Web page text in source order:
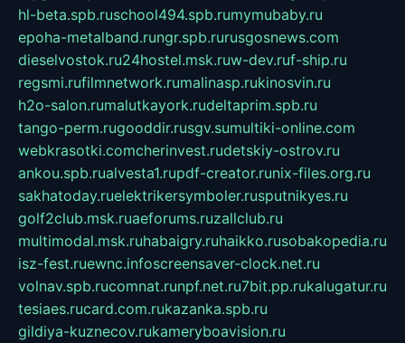
hl-beta.spb.ruschool494.spb.rumymubaby.ru
epoha-metalband.rungr.spb.rurusgosnews.com
dieselvostok.ru24hostel.msk.ruw-dev.ruf-ship.ru
regsmi.rufilmnetwork.rumalinasp.rukinosvin.ru
h2o-salon.rumalutkayork.rudeltaprim.spb.ru
tango-perm.rugooddir.rusgv.sumultiki-online.com
webkrasotki.comcherinvest.rudetskiy-ostrov.ru
ankou.spb.rualvesta1.rupdf-creator.runix-files.org.ru
sakhatoday.ruelektrikersymboler.rusputnikyes.ru
golf2club.msk.ruaeforums.ruzallclub.ru
multimodal.msk.ruhabaigry.ruhaikko.rusobakopedia.ru
isz-fest.ruewnc.infoscreensaver-clock.net.ru
volnav.spb.rucomnat.runpf.net.ru7bit.pp.rukalugatur.ru
tesiaes.rucard.com.rukazanka.spb.ru
gildiya-kuznecov.rukameryboavision.ru